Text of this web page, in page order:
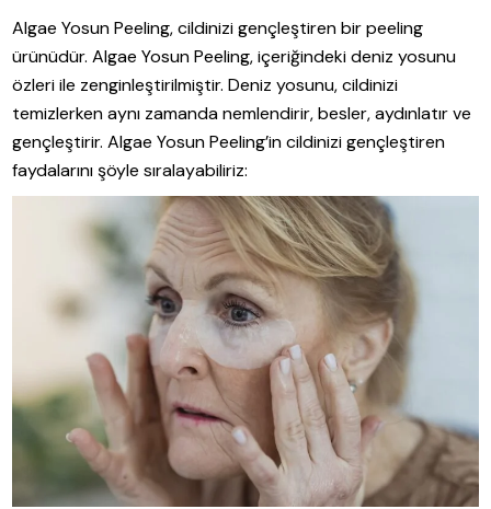
Algae Yosun Peeling, cildinizi gençleştiren bir peeling
ürünüdür. Algae Yosun Peeling, içeriğindeki deniz yosunu
özleri ile zenginleştirilmiştir. Deniz yosunu, cildinizi
temizlerken aynı zamanda nemlendirir, besler, aydınlatır ve
gençleştirir. Algae Yosun Peeling’in cildinizi gençleştiren
faydalarını şöyle sıralayabiliriz: